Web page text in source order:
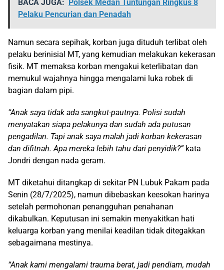
BACA JUGA:
Polsek Medan Tuntungan Ringkus 8
Pelaku Pencurian dan Penadah
Namun secara sepihak, korban juga dituduh terlibat oleh
pelaku berinisial MT, yang kemudian melakukan kekerasan
fisik. MT memaksa korban mengakui keterlibatan dan
memukul wajahnya hingga mengalami luka robek di
bagian dalam pipi.
“Anak saya tidak ada sangkut-pautnya. Polisi sudah
menyatakan siapa pelakunya dan sudah ada putusan
pengadilan. Tapi anak saya malah jadi korban kekerasan
dan difitnah. Apa mereka lebih tahu dari penyidik?”kata
Jondri dengan nada geram.
MT diketahui ditangkap di sekitar PN Lubuk Pakam pada
Senin (28/7/2025), namun dibebaskan keesokan harinya
setelah permohonan penangguhan penahanan
dikabulkan. Keputusan ini semakin menyakitkan hati
keluarga korban yang menilai keadilan tidak ditegakkan
sebagaimana mestinya.
“Anak kami mengalami trauma berat, jadi pendiam, mudah